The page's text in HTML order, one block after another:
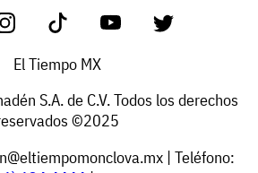
El Tiempo MX
S.A. de C.V. Todos los derechos
©2025
| Teléfono: